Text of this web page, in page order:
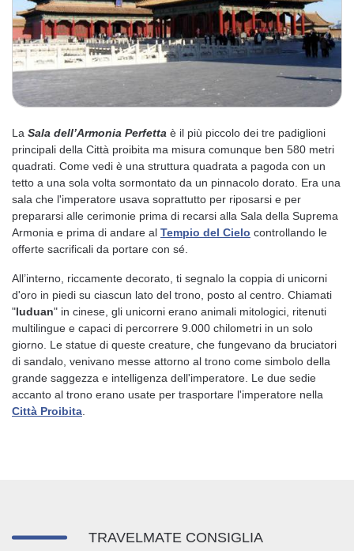
La Sala dell’Armonia Perfetta è il più piccolo dei tre padiglioni
principali della Città proibita ma misura comunque ben 580 metri
quadrati. Come vedi è una struttura quadrata a pagoda con un
tetto a una sola volta sormontato da un pinnacolo dorato. Era una
sala che l'imperatore usava soprattutto per riposarsi e per
prepararsi alle cerimonie prima di recarsi alla Sala della Suprema
Armonia e prima di andare al Tempio del Cielo controllando le
offerte sacrificali da portare con sé.
All’interno, riccamente decorato, ti segnalo la coppia di unicorni
d'oro in piedi su ciascun lato del trono, posto al centro. Chiamati
"luduan" in cinese, gli unicorni erano animali mitologici, ritenuti
multilingue e capaci di percorrere 9.000 chilometri in un solo
giorno. Le statue di queste creature, che fungevano da bruciatori
di sandalo, venivano messe attorno al trono come simbolo della
grande saggezza e intelligenza dell'imperatore. Le due sedie
accanto al trono erano usate per trasportare l'imperatore nella
Città Proibita
TRAVELMATE CONSIGLIA